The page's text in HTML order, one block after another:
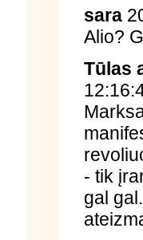
sara
Alio?
Tūlas
- tik
gal